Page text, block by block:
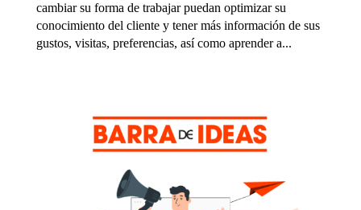
cambiar su forma de trabajar puedan optimizar su
conocimiento del cliente y tener más información de sus
gustos, visitas, preferencias, así como aprender a...